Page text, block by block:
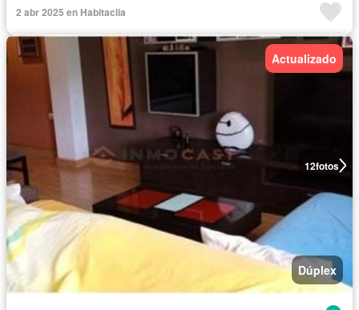
2 abr 2025 en Habitaclia
12fotos
Actualizado
Dúplex